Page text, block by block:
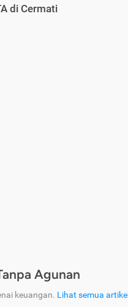
di Cermati
Agunan
keuangan. Lihat semua artikel